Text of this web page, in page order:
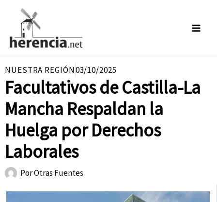
contenido
NUESTRA REGIÓN03/10/2025
Facultativos de Castilla-La
Mancha Respaldan la
Huelga por Derechos
Laborales
PorOtras Fuentes